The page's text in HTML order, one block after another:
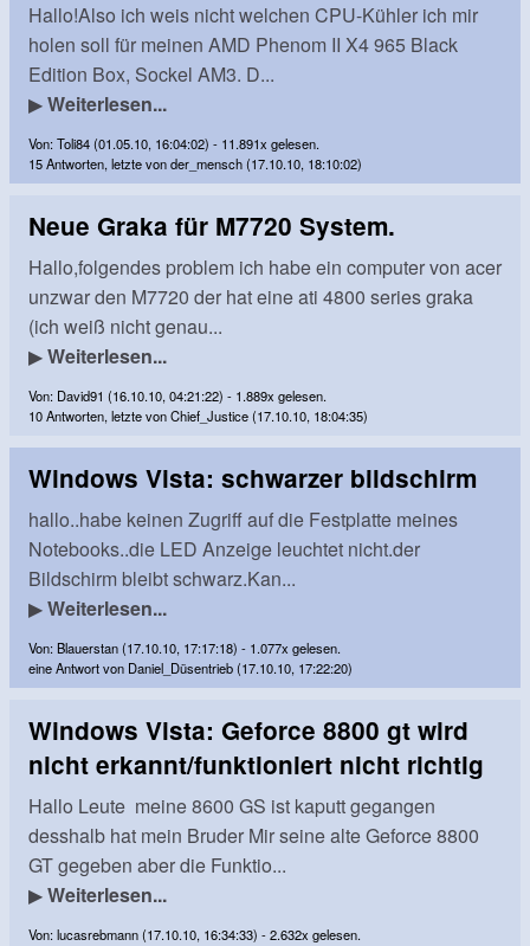
Hallo!Also ich weis nicht welchen CPU-Kühler ich mir
holen soll für meinen AMD Phenom II X4 965 Black
Edition Box, Sockel AM3. D...
▶Weiterlesen...
Von: Toli84 (01.05.10, 16:04:02) - 11.891x gelesen.
15 Antworten, letzte von der_mensch (17.10.10, 18:10:02)
Neue Graka für M7720 System.
Hallo,folgendes problem ich habe ein computer von acer
unzwar den M7720 der hat eine ati 4800 series graka
(ich weiß nicht genau...
▶Weiterlesen...
Von: David91 (16.10.10, 04:21:22) - 1.889x gelesen.
10 Antworten, letzte von Chief_Justice (17.10.10, 18:04:35)
Windows Vista: schwarzer bildschirm
hallo..habe keinen Zugriff auf die Festplatte meines
Notebooks..die LED Anzeige leuchtet nicht.der
Bildschirm bleibt schwarz.Kan...
▶Weiterlesen...
Von: Blauerstan (17.10.10, 17:17:18) - 1.077x gelesen.
eine Antwort von Daniel_Düsentrieb (17.10.10, 17:22:20)
Windows Vista: Geforce 8800 gt wird
nicht erkannt/funktioniert nicht richtig
Hallo Leute meine 8600 GS ist kaputt gegangen
desshalb hat mein Bruder Mir seine alte Geforce 8800
GT gegeben aber die Funktio...
▶Weiterlesen...
Von: lucasrebmann (17.10.10, 16:34:33) - 2.632x gelesen.